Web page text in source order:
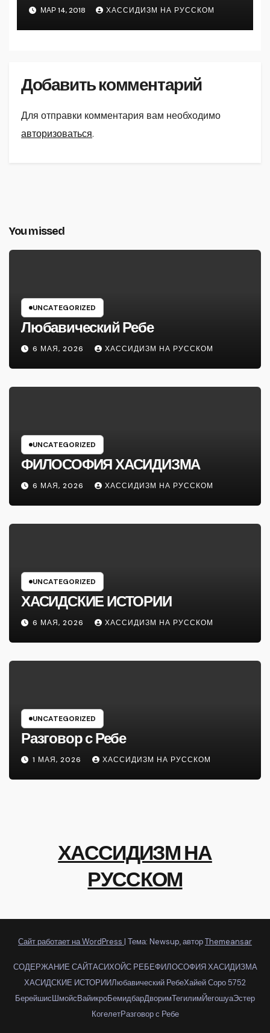
МАР 14, 2018 ХАССИДИЗМ НА РУССКОМ
Добавить комментарий
Для отправки комментария вам необходимо
авторизоваться.
You missed
UNCATEGORIZED
Любавический Ребе
6 МАЯ, 2026 ХАССИДИЗМ НА РУССКОМ
UNCATEGORIZED
ФИЛОСОФИЯ ХАСИДИЗМА
6 МАЯ, 2026 ХАССИДИЗМ НА РУССКОМ
UNCATEGORIZED
ХАСИДСКИЕ ИСТОРИИ
6 МАЯ, 2026 ХАССИДИЗМ НА РУССКОМ
UNCATEGORIZED
Разговор с Ребе
1 МАЯ, 2026 ХАССИДИЗМ НА РУССКОМ
ХАССИДИЗМ НА
РУССКОМ
Сайт работает на WordPress | Тема: Newsup, авторThemeansar
СОДЕРЖАНИЕ САЙТАСИХОЙС РЕБЕФИЛОСОФИЯ ХАСИДИЗМА
ХАСИДСКИЕ ИСТОРИИЛюбавический РебеХайей Соро 5752
БерейшисШмойсВайикроБемидбарДворимТегилимЙегошуаЭстер
КогелетРазговор с Ребе